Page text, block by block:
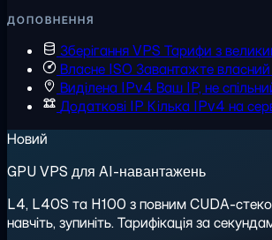
ДОПОВНЕННЯ
Зберігання VPS Тарифи з
Власне ISO Завантажте
Виділена IPv4 Ваш IP, не
Додаткові IP Кілька IPv4 на
Новий
GPU VPS для AI-навантажень
L4, L40S та H100 з повним CUDA-
навчіть, зупиніть. Тарифікація за